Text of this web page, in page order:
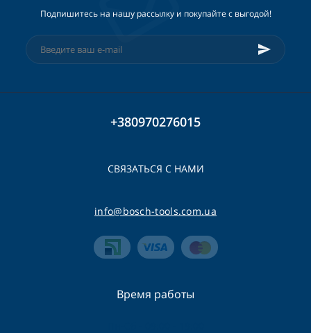
Подпишитесь на нашу рассылку и покупайте с выгодой!
+380970276015
СВЯЗАТЬСЯ С НАМИ
info@bosch-tools.com.ua
Время работы